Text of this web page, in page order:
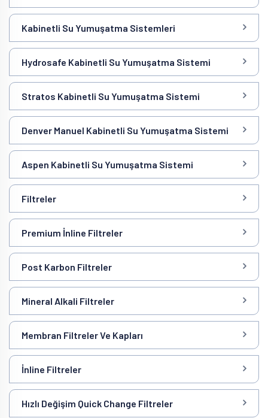
Kabinetli Su Yumuşatma Sistemleri
Hydrosafe Kabinetli Su Yumuşatma Sistemi
Stratos Kabinetli Su Yumuşatma Sistemi
Denver Manuel Kabinetli Su Yumuşatma Sistemi
Aspen Kabinetli Su Yumuşatma Sistemi
Filtreler
Premium İnline Filtreler
Post Karbon Filtreler
Mineral Alkali Filtreler
Membran Filtreler Ve Kapları
İnline Filtreler
Hızlı Değişim Quick Change Filtreler